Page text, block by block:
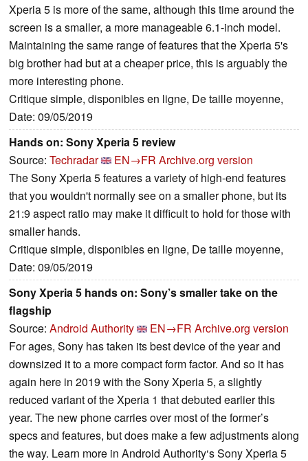
Xperia 5 is more of the same, although this time around the
screen is a smaller, a more manageable 6.1-inch model.
Maintaining the same range of features that the Xperia 5's
big brother had but at a cheaper price, this is arguably the
more interesting phone.
Critique simple, disponibles en ligne, De taille moyenne,
Date: 09/05/2019
Hands on: Sony Xperia 5 review
Source: Techradar EN→FR Archive.org version
The Sony Xperia 5 features a variety of high-end features
that you wouldn't normally see on a smaller phone, but its
21:9 aspect ratio may make it difficult to hold for those with
smaller hands.
Critique simple, disponibles en ligne, De taille moyenne,
Date: 09/05/2019
Sony Xperia 5 hands on: Sony’s smaller take on the
flagship
Source: Android Authority EN→FR Archive.org version
For ages, Sony has taken its best device of the year and
downsized it to a more compact form factor. And so it has
again here in 2019 with the Sony Xperia 5, a slightly
reduced variant of the Xperia 1 that debuted earlier this
year. The new phone carries over most of the former’s
specs and features, but does make a few adjustments along
the way. Learn more in Android Authority‘s Sony Xperia 5